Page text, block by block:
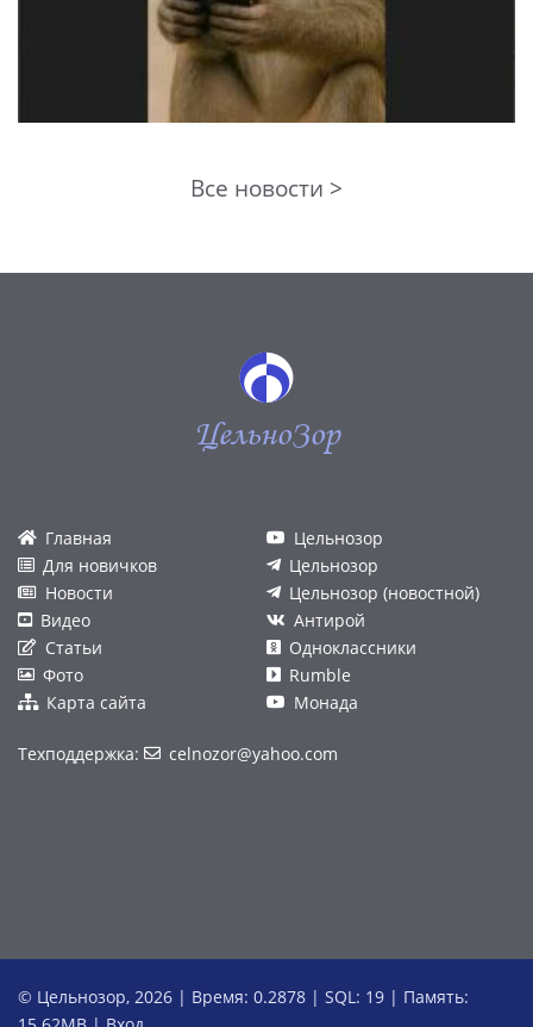
Все новости >
ЦельноЗор
Главная
Для новичков
Новости
Видео
Статьи
Фото
Карта сайта
Цельнозор
Цельнозор
Цельнозор (новостной)
Антирой
Одноклассники
Rumble
Монада
Техподдержка: celnozor@yahoo.com
© Цельнозор, 2026 | Время: 0.2878 | SQL: 19 | Память: